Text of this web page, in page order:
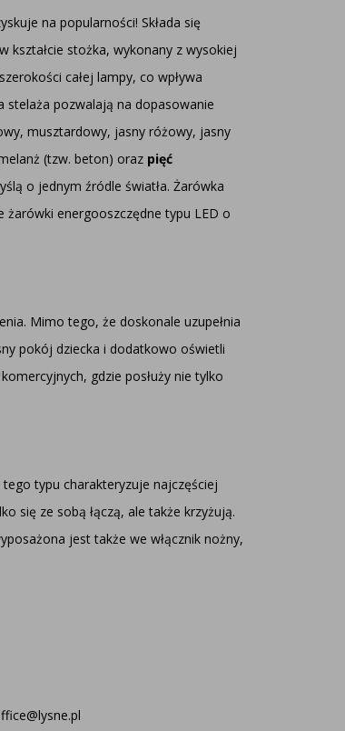
na popularności! Składa się
kształcie stożka, wykonany z wysokiej
całej lampy, co wpływa
pozwalają na dopasowanie
musztardowy, jasny różowy, jasny
(tzw. beton) oraz pięć
o jednym źródle światła. Żarówka
żarówki energooszczędne typu LED o
Mimo tego, że doskonale uzupełnia
pokój dziecka i dodatkowo oświetli
gdzie posłuży nie tylko
tego typu charakteryzuje najczęściej
się ze sobą łączą, ale także krzyżują.
jest także we włącznik nożny,